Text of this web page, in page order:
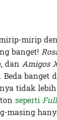
mirip
banget!
dan Amigos
Beda banget
tidak
seperti
masing